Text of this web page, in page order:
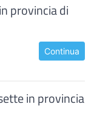
provincia di
Continua
in provincia